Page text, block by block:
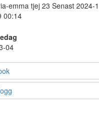
emmatjej 23 Senast 2024-
00:14
04